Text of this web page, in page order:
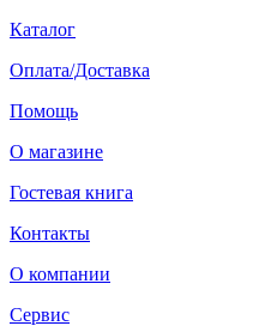
Каталог
Оплата/Доставка
Помощь
О магазине
Гостевая книга
Контакты
О компании
Сервис